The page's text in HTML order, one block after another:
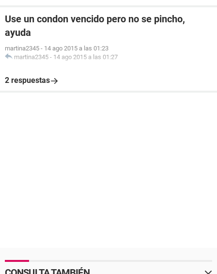
Use un condon vencido pero no se pincho,
ayuda
martina2345 - 14 ago 2015 a las 01:23
martina2345 - 14 ago 2015 a las 01:27
2 respuestas